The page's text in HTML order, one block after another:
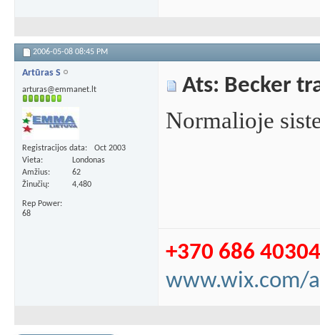
2006-05-08 08:45 PM
Artūras S
arturas@emmanet.lt
Registracijos data
Oct 2003
Vieta
Londonas
Amžius
62
Žinučių
4,480
Rep Power
68
Ats: Becker
Normalioje
+370 686 40304
www.wix.com/